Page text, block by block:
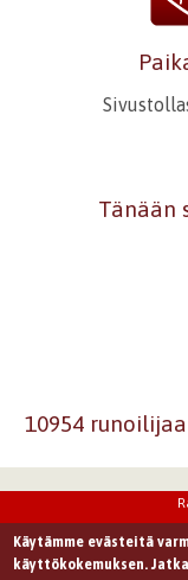
Tänään
10954
Käytämme evästeitä
käyttökokemuksen.